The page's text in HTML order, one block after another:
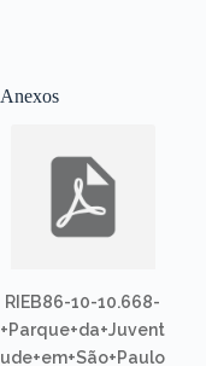
Anexos
RIEB86-10-10.668-
+Parque+da+Juvent
ude+em+São+Paulo